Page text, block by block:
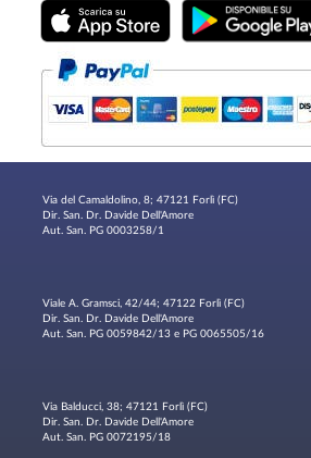
Via del Camaldolino, 8; 47121 Forlì (FC)
Dir. San. Dr. Davide Dell'Amore
Aut. San. PG 0003258/1
Viale A. Gramsci, 42/44; 47122 Forlì (FC)
Dir. San. Dr. Davide Dell'Amore
Aut. San. PG 0059842/13 e PG 0065505/16
Via Balducci, 38; 47121 Forlì (FC)
Dir. San. Dr. Davide Dell'Amore
Aut. San. PG 0072195/18